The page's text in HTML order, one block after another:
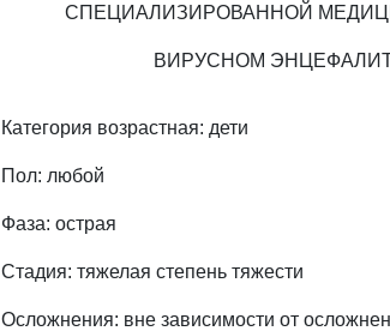
СПЕЦИАЛИЗИРОВАННОЙ
ВИРУСНОМ
Категория возрастная: дети
Пол: любой
Фаза: острая
Стадия: тяжелая степень тяжести
Осложнения: вне зависимости от